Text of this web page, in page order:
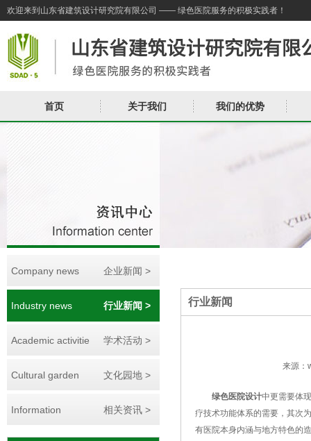
欢迎来到山东省建筑设计研究院有限公司 —— 绿色医院服务的积极实践者！
首页 关于我们 我们的优势
企业新闻 >
Company news
行业新闻 >
Industry news
学术活动 >
Academic activitie
文化园地 >
Cultural garden
相关资讯 >
Information
行业新闻
来源：
绿色医院设计中更需要体
疗技术功能体系的需要，其次
有医院本身内涵与地方特色的